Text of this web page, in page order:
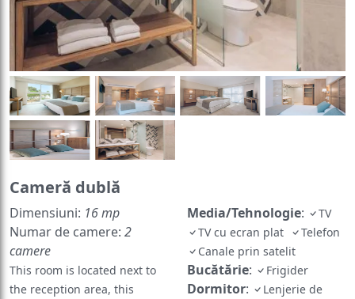
Cameră dublă
Dimensiuni: 16 mp
Numar de camere: 2
camere
This room is located next to
the reception area, this
Media/Tehnologie:
TV
TV cu ecran plat
Telefon
Canale prin satelit
Bucătărie: Frigider
Dormitor:
Lenjerie de